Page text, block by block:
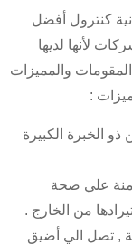
أفضل
لديها
والمميزات
:
الكبيرة
علي صحة
من الخارج .
الي أضيق